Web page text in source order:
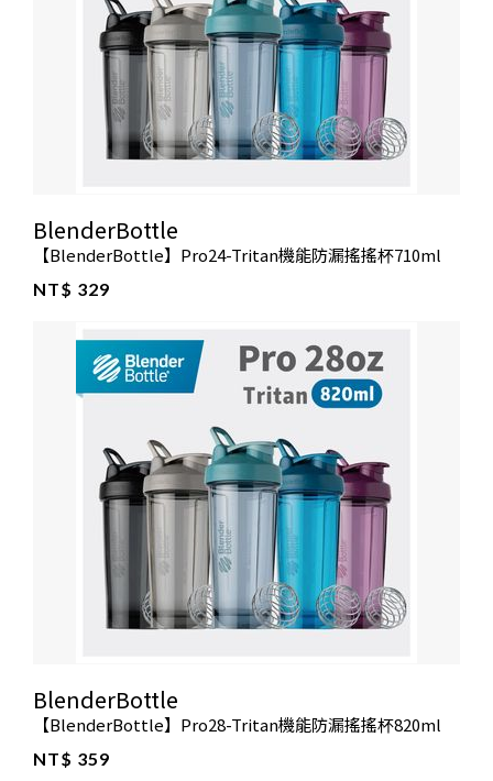
BlenderBottle
【BlenderBottle】Pro24-Tritan機能防漏搖搖杯710ml
NT$ 329
BlenderBottle
【BlenderBottle】Pro28-Tritan機能防漏搖搖杯820ml
NT$ 359